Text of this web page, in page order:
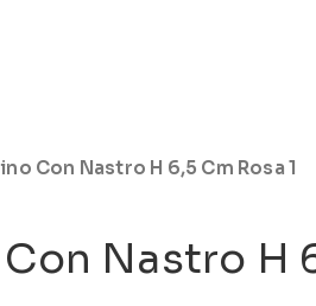
Con Nastro H 6,5 Cm Rosa 1
Nastro H